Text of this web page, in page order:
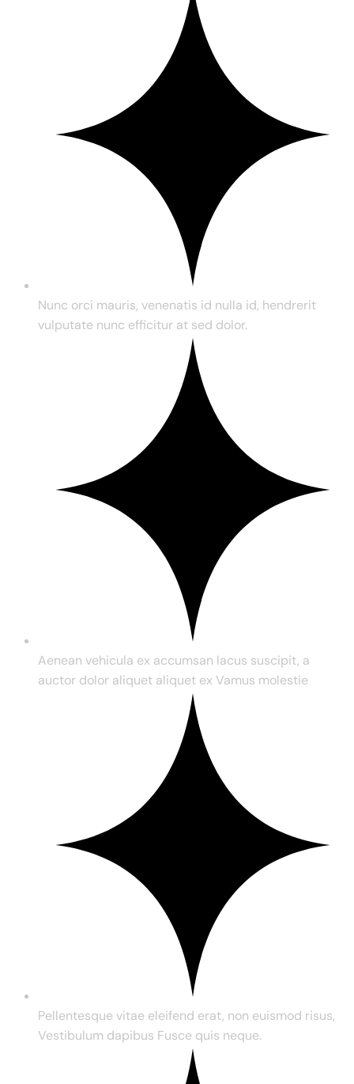
Nunc orci mauris, venenatis id nulla id, hendrerit
vulputate nunc efficitur at sed dolor.
Aenean vehicula ex accumsan lacus suscipit, a
auctor dolor aliquet aliquet ex Vamus molestie
Pellentesque vitae eleifend erat, non euismod risus,
Vestibulum dapibus Fusce quis neque.